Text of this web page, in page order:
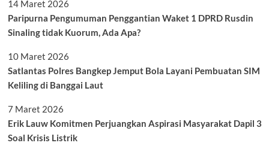
14 Maret 2026
Paripurna Pengumuman Penggantian Waket 1 DPRD Rusdin
Sinaling tidak Kuorum, Ada Apa?
10 Maret 2026
Satlantas Polres Bangkep Jemput Bola Layani Pembuatan SIM
Keliling di Banggai Laut
7 Maret 2026
Erik Lauw Komitmen Perjuangkan Aspirasi Masyarakat Dapil 3
Soal Krisis Listrik